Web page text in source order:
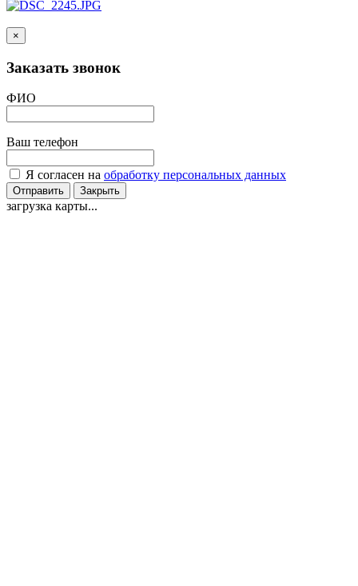
×
Заказать звонок
ФИО
Ваш телефон
Я согласен на обработку персональных данных
Отправить Закрыть
загрузка карты...